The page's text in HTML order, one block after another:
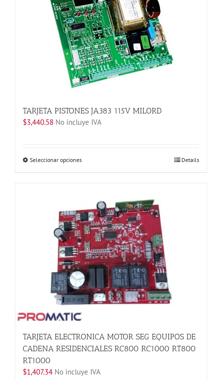
Las
opciones
se
pueden
elegir
en
la
página
TARJETA PISTONES JA383 115V MILORD
$3,440.58 No incluye IVA
Seleccionar opcionesEste
variantes.
Las
opciones
se
pueden
elegir
en
la
página
de
producto
Details
TARJETA ELECTRONICA MOTOR SEG EQUIPOS DE
CADENA RESIDENCIALES RC800 RC1000 RT800
RT1000
$1,407.34 No incluye IVA